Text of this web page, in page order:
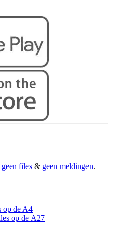
geen files & geen meldingen.
op de A4
op de A27